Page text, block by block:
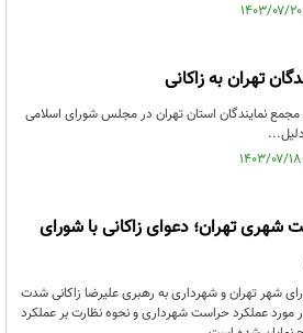
تهران به زاکانی
به‌اتفاق (۳۱) اعضای مجمع نمایندگان استان تهران در مجلس شورای اسلامی
شهری تهران؛ دعوای زاکانی با شورای
شهر تهران و شهرداری به رهبری علیرضا زاکانی شدت
عملکرد حراست شهرداری و نحوه نظارت بر عملکرد